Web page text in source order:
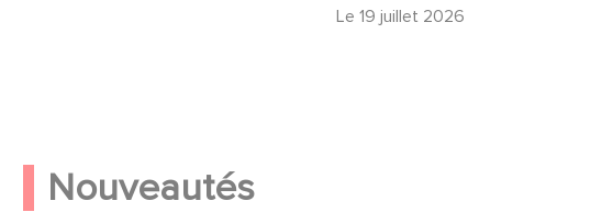
Le 19 juillet 2026
Nouveautés